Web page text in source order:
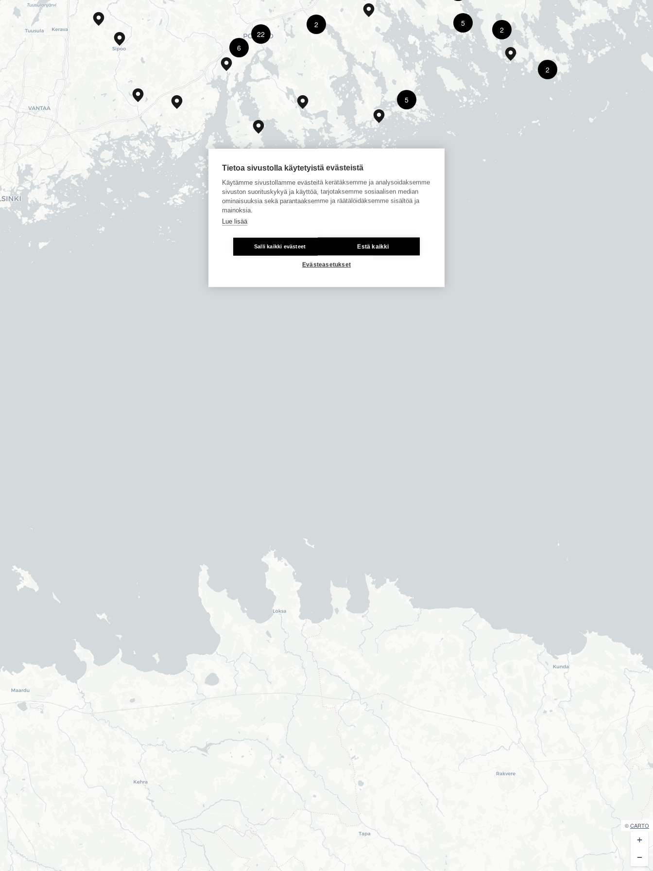
2
22
6
2
5
2
5
©CARTO
+
−
Tietoa sivustolla käytetyistä evästeistä
Käytämme sivustollamme evästeitä kerätäksemme ja analysoidaksemme
sivuston suorituskykyä ja käyttöä, tarjotaksemme sosiaalisen median
ominaisuuksia sekä parantaaksemme ja räätälöidäksemme sisältöä ja
mainoksia.
Lue lisää
Salli kaikki evästeet Estä kaikki
Evästeasetukset